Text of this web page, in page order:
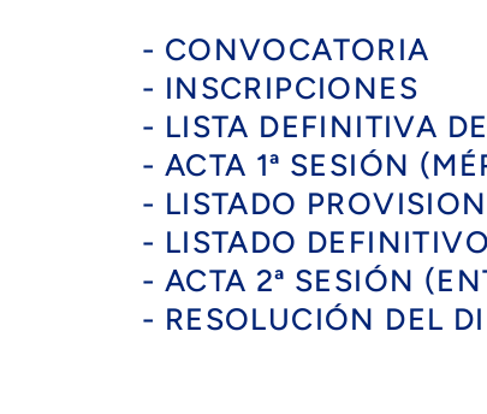
- CONVOCATORIA
- INSCRIPCIONES
- LISTA DEFINITIVA
- ACTA 1ª SESIÓN
- LISTADO
- LISTADO
- ACTA 2ª SESIÓN
- RESOLUCIÓN DEL